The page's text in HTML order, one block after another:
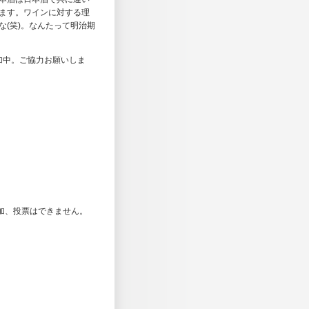
す。ワインに対する理
(笑)。なんたって明治期
。ご協力お願いしま
投票はできません。